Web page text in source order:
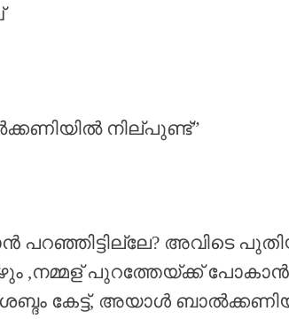
നില്പുണ്ട്”
പറഞ്ഞിട്ടില്ലേ? അവിടെ
,നമ്മള് പുറത്തേയ്ക്ക് പോകാൻ
കേട്ട്, അയാൾ